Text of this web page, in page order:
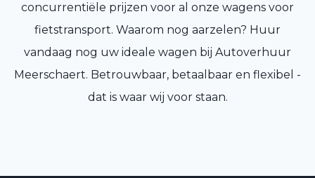
concurrentiële prijzen voor al onze wagens voor
fietstransport. Waarom nog aarzelen? Huur
vandaag nog uw ideale wagen bij Autoverhuur
Meerschaert. Betrouwbaar, betaalbaar en flexibel -
dat is waar wij voor staan.